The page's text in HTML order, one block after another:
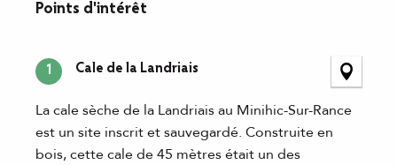
Points d'intérêt
1 Cale de la Landriais
La cale sèche de la Landriais au Minihic-Sur-Rance
est un site inscrit et sauvegardé. Construite en
bois, cette cale de 45 mètres était un des